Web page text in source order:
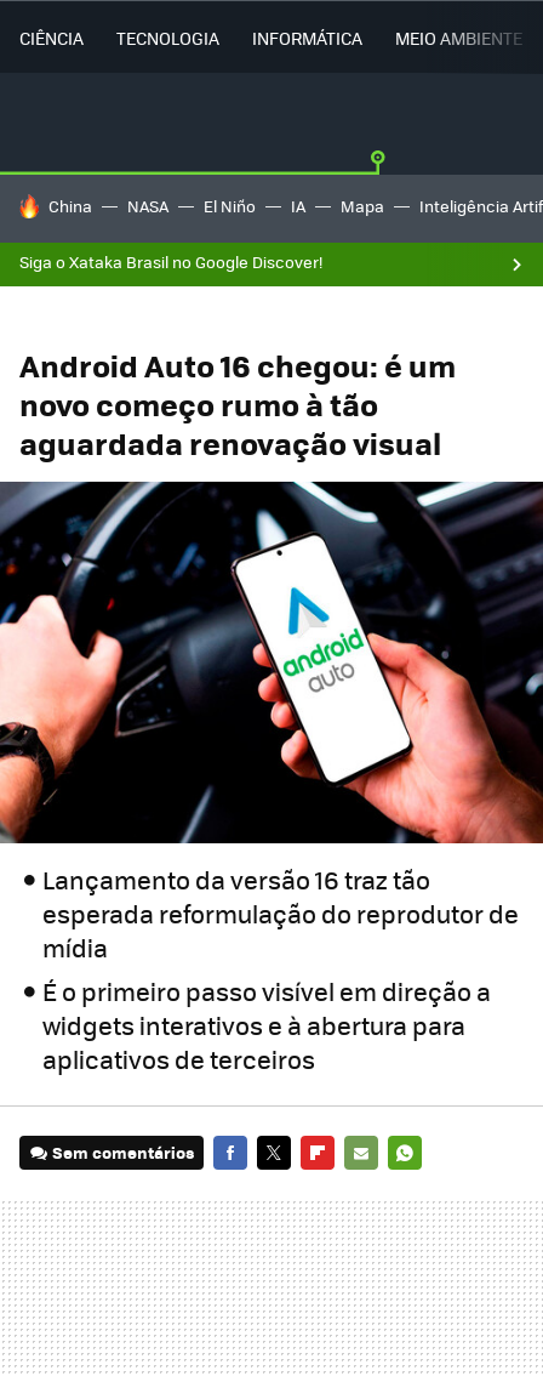
CIÊNCIA TECNOLOGIA INFORMÁTICA MEIO AMBIENTE
TENDÊNCIAS DO DIA
China NASA El Niño IA Mapa Inteligência
Siga o Xataka Brasil no Google Discover!
Android Auto 16 chegou: é um
novo começo rumo à tão
aguardada renovação visual
Lançamento da versão 16 traz tão
esperada reformulação do reprodutor de
mídia
É o primeiro passo visível em direção a
widgets interativos e à abertura para
aplicativos de terceiros
Sem comentários
MAIL